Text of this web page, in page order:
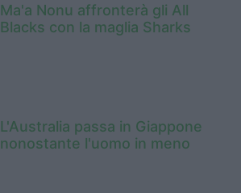
Ma'a Nonu affronterà gli All
Blacks con la maglia Sharks
L'Australia passa in Giappone
nonostante l'uomo in meno